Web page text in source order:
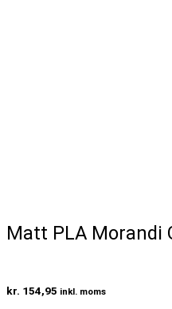
Matt PLA Morandi
kr. 154,95 inkl. moms